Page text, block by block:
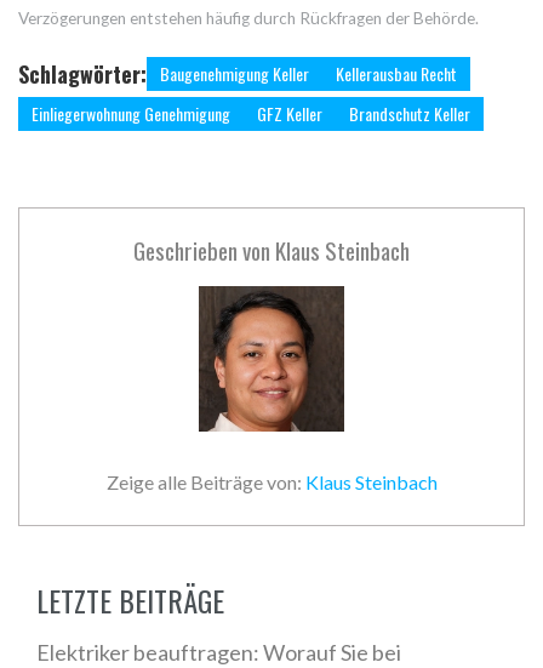
Verzögerungen entstehen häufig durch Rückfragen der Behörde.
Schlagwörter: Baugenehmigung Keller
Kellerausbau Recht
Einliegerwohnung Genehmigung
GFZ Keller Brandschutz Keller
Geschrieben von Klaus Steinbach
Zeige alle Beiträge von: Klaus Steinbach
LETZTE BEITRÄGE
Elektriker beauftragen: Worauf Sie bei